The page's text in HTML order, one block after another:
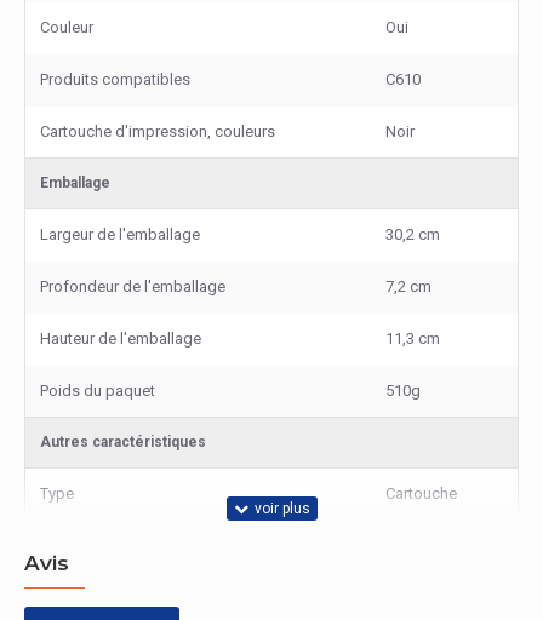
Couleur Oui
Produits compatibles C610
Cartouche d'impression, couleurs Noir
Emballage
Largeur de l'emballage 30,2 cm
Profondeur de l'emballage 7,2 cm
Hauteur de l'emballage 11,3 cm
Poids du paquet 510g
Autres caractéristiques
Type Cartouche
Avis